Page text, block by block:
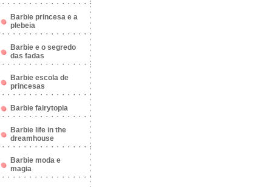
Barbie princesa e a
plebeia
Barbie e o segredo
das fadas
Barbie escola de
princesas
Barbie fairytopia
Barbie life in the
dreamhouse
Barbie moda e
magia